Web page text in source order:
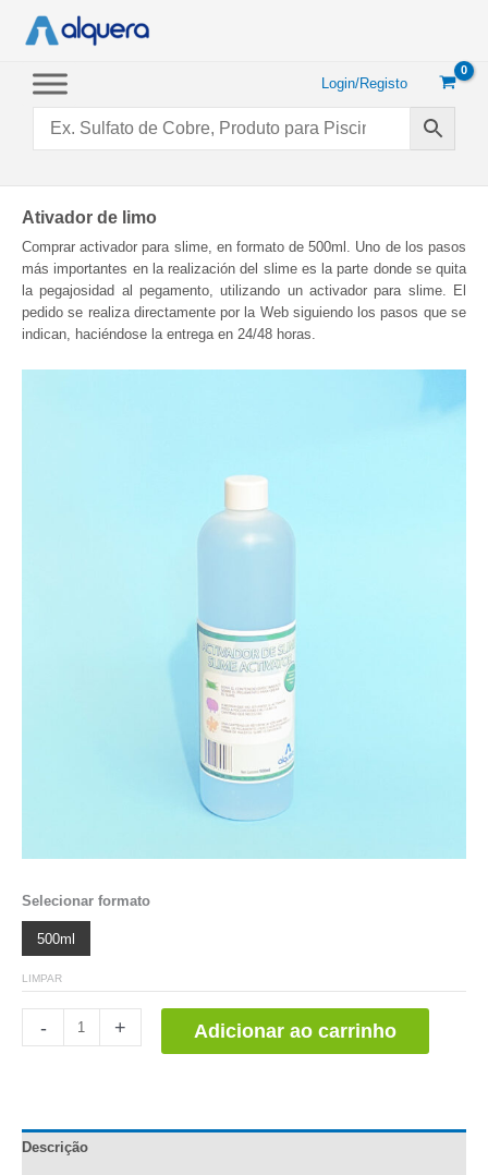
conteúdo
Login/Registo
Ativador de limo
Comprar activador para slime, en formato de 500ml. Uno de los pasos
más importantes en la realización del slime es la parte donde se quita
la pegajosidad al pegamento, utilizando un activador para slime. El
pedido se realiza directamente por la Web siguiendo los pasos que se
indican, haciéndose la entrega en 24/48 horas.
Selecionar formato
500ml
LIMPAR
-
Activador
+ Adicionar ao carrinho
Descrição